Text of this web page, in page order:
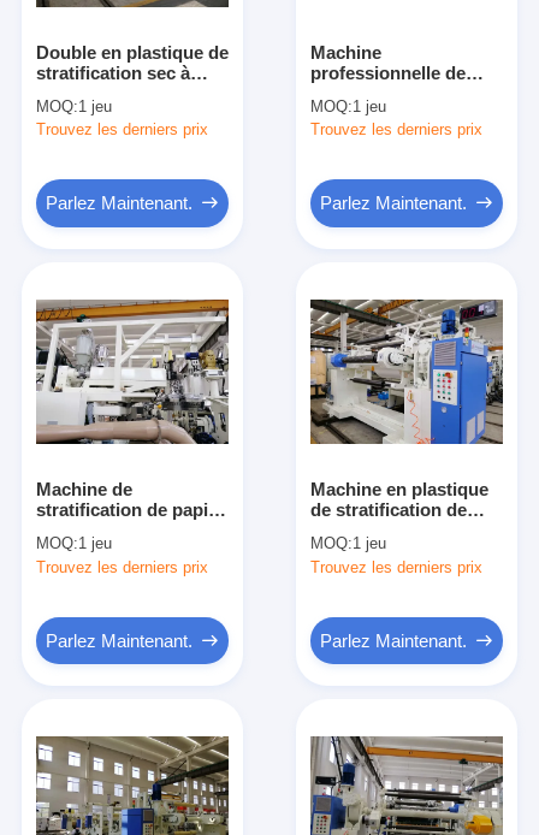
Des produits
Au sujet de nous
Double en plastique de
stratification sec à
machine de
stratification - film de
MOQ:1 jeu
Trouvez les derniers prix
Parlez Maintenant.
Machine
professionnelle de
d'extrusion, machine
mécanique de
MOQ:1 jeu
Trouvez les derniers prix
Parlez Maintenant.
Machine de
stratification de papier
affaires, laminoir en
stratifié de la feuille
MOQ:1 jeu
Trouvez les derniers prix
Parlez Maintenant.
Machine en plastique
de stratification de
thermique
automatique avec le
MOQ:1 jeu
Trouvez les derniers prix
Parlez Maintenant.